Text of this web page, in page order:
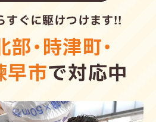
すぐに駆けつけます!!
部・時津町・
早市で対応中